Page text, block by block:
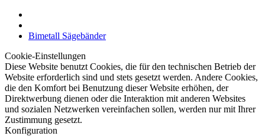
Bimetall Sägebänder
Cookie-Einstellungen
Diese Website benutzt Cookies, die für den technischen Betrieb der
Website erforderlich sind und stets gesetzt werden. Andere Cookies,
die den Komfort bei Benutzung dieser Website erhöhen, der
Direktwerbung dienen oder die Interaktion mit anderen Websites
und sozialen Netzwerken vereinfachen sollen, werden nur mit Ihrer
Zustimmung gesetzt.
Konfiguration